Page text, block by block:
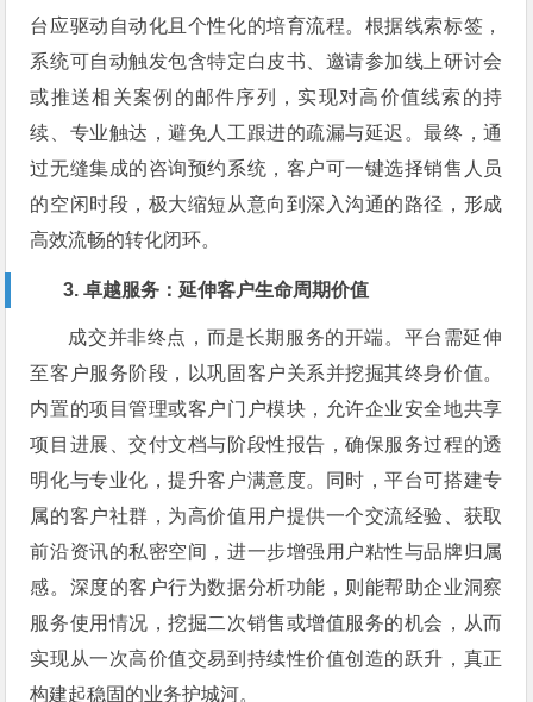
台应驱动自动化且个性化的培育流程。根据线索标签，
系统可自动触发包含特定白皮书、邀请参加线上研讨会
或推送相关案例的邮件序列，实现对高价值线索的持
续、专业触达，避免人工跟进的疏漏与延迟。最终，通
过无缝集成的咨询预约系统，客户可一键选择销售人员
的空闲时段，极大缩短从意向到深入沟通的路径，形成
高效流畅的转化闭环。
3. 卓越服务：延伸客户生命周期价值
成交并非终点，而是长期服务的开端。平台需延伸
至客户服务阶段，以巩固客户关系并挖掘其终身价值。
内置的项目管理或客户门户模块，允许企业安全地共享
项目进展、交付文档与阶段性报告，确保服务过程的透
明化与专业化，提升客户满意度。同时，平台可搭建专
属的客户社群，为高价值用户提供一个交流经验、获取
前沿资讯的私密空间，进一步增强用户粘性与品牌归属
感。深度的客户行为数据分析功能，则能帮助企业洞察
服务使用情况，挖掘二次销售或增值服务的机会，从而
实现从一次高价值交易到持续性价值创造的跃升，真正
构建起稳固的业务护城河。